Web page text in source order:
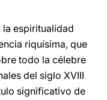
la espiritualidad
riquísima, que
todo la célebre
del siglo XVIII
significativo de